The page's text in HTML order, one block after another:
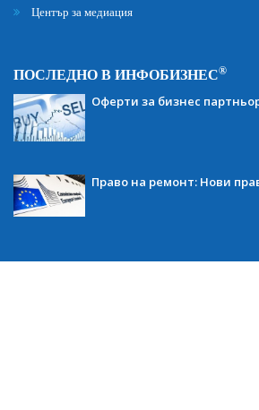
Център за медиация
ПОСЛЕДНО В ИНФОБИЗНЕС®
Оферти за бизнес
Право на ремонт: Нови